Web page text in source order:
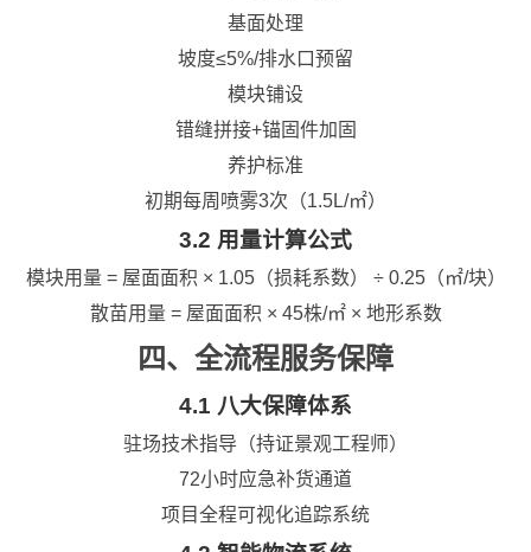
基面处理
坡度≤5%/排水口预留
模块铺设
错缝拼接+锚固件加固
养护标准
初期每周喷雾3次（1.5L/㎡）
3.2 用量计算公式
模块用量 = 屋面面积 × 1.05（损耗系数） ÷ 0.25（㎡/块）
散苗用量 = 屋面面积 × 45株/㎡ × 地形系数
四、全流程服务保障
4.1 八大保障体系
驻场技术指导（持证景观工程师）
72小时应急补货通道
项目全程可视化追踪系统